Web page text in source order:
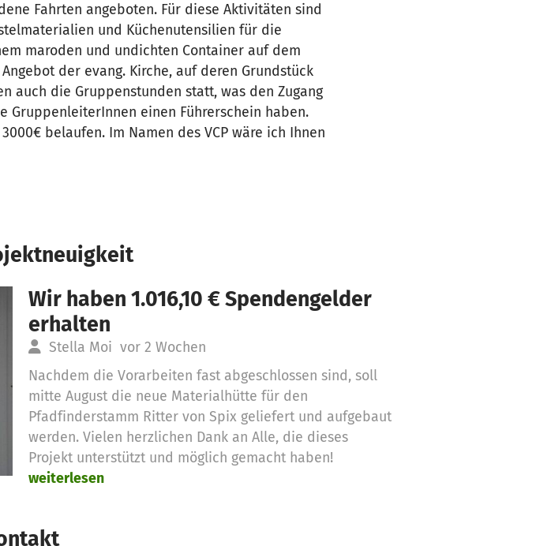
Fahrten angeboten. Für diese Aktivitäten sind
und Küchenutensilien für die
maroden und undichten Container auf dem
der evang. Kirche, auf deren Grundstück
auch die Gruppenstunden statt, was den Zugang
einen Führerschein haben.
belaufen. Im Namen des VCP wäre ich Ihnen
Wir haben 1.016,10 € Spendengelder
erhalten
Stella Moi vor 2 Wochen
Nachdem die Vorarbeiten fast abgeschlossen sind, soll
mitte August die neue Materialhütte für den
Pfadfinderstamm Ritter von Spix geliefert und aufgebaut
werden. Vielen herzlichen Dank an Alle, die dieses
Projekt unterstützt und möglich gemacht haben!
weiterlesen